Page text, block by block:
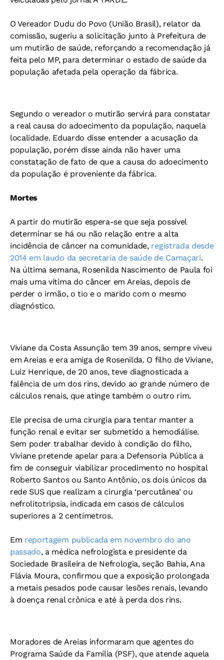
O Vereador Dudu do Povo (União Brasil), relator da
comissão, sugeriu a solicitação junto à Prefeitura de
um mutirão de saúde, reforçando a recomendação já
feita pelo MP, para determinar o estado de saúde da
população afetada pela operação da fábrica.
Segundo o vereador o mutirão servirá para constatar
a real causa do adoecimento da população, naquela
localidade. Eduardo disse entender a acusação da
população, porém disse ainda não haver uma
constatação de fato de que a causa do adoecimento
da população é proveniente da fábrica.
Mortes
A partir do mutirão espera-se que seja possível
determinar se há ou não relação entre a alta
incidência de câncer na comunidade, registrada desde
2014 em laudo da secretaria de saúde de Camaçari.
Na última semana, Rosenilda Nascimento de Paula foi
mais uma vítima do câncer em Areias, depois de
perder o irmão, o tio e o marido com o mesmo
diagnóstico.
Viviane da Costa Assunção tem 39 anos, sempre viveu
em Areias e era amiga de Rosenilda. O filho de Viviane,
Luiz Henrique, de 20 anos, teve diagnosticada a
falência de um dos rins, devido ao grande número de
cálculos renais, que atinge também o outro rim.
Ele precisa de uma cirurgia para tentar manter a
função renal e evitar ser submetido a hemodiálise.
Sem poder trabalhar devido à condição do filho,
Viviane pretende apelar para a Defensoria Pública a
fim de conseguir viabilizar procedimento no hospital
Roberto Santos ou Santo Antônio, os dois únicos da
rede SUS que realizam a cirurgia ‘percutânea’ ou
nefrolitotripsia, indicada em casos de cálculos
superiores a 2 centímetros.
Em reportagem publicada em novembro do ano
passado, a médica nefrologista e presidente da
Sociedade Brasileira de Nefrologia, seção Bahia, Ana
Flávia Moura, confirmou que a exposição prolongada
a metais pesados pode causar lesões renais, levando
à doença renal crônica e até à perda dos rins.
Moradores de Areias informaram que agentes do
Programa Saúde da Família (PSF), que atende aquela